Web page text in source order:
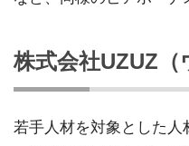
株式会社UZUZ（
若手人材を対象とした人